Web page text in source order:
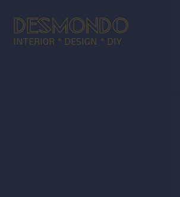
DESMONDO
INTERIOR * DESIGN * DIY